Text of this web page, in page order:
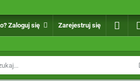
Zaloguj się Zarejestruj się